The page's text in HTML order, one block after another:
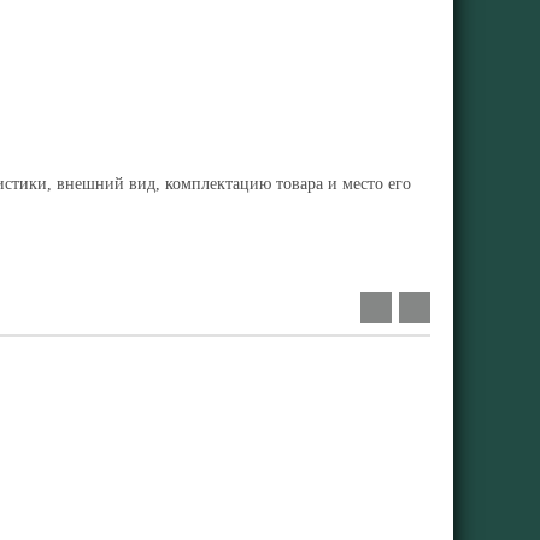
внешний вид, комплектацию товара и место его